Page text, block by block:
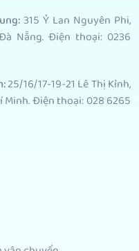
315 Ỷ Lan Nguyên Phi,
Nẵng. Điện thoại: 0236
25/16/17-19-21 Lê Thị Kỉnh,
Minh. Điện thoại: 028 6265